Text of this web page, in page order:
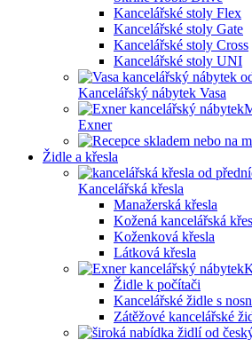
Kancelářské stoly Flex
Kancelářské stoly Gate
Kancelářské stoly Cross
Kancelářské stoly UNI
Kancelářský nábytek Vasa
Exner
Židle a křesla
Kancelářská křesla
Manažerská křesla
Kožená kancelářská
Koženková křesla
Látková křesla
Židle k počítači
Kancelářské židle s
Zátěžové kancelářské